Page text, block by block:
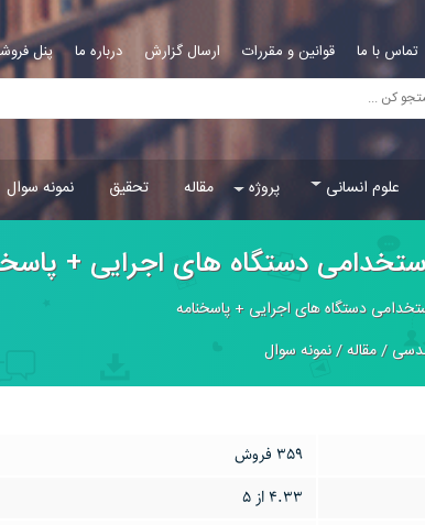
تماس با ما قوانین و مقررات ارسال گزارش درباره ما پنل
علوم انسانی پروژه مقاله تحقیق نمونه سوال
دستگاه های اجرایی +
دستگاه های اجرایی + پاسخنامه
/مقاله/نمونه سوال
359 فروش
4.33 از 5